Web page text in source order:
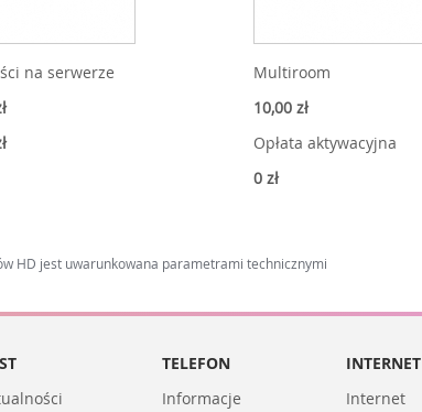
na serwerze
Multiroom
10,00 zł
Opłata aktywacyjna
0 zł
HD jest uwarunkowana parametrami technicznymi
TELEFON
Informacje
INTERNET
Internet